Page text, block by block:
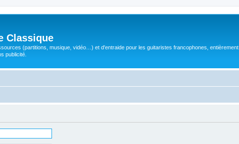
Classique
(partitions, musique, vidéo…) et d'entraide pour les guitaristes francophones, entièrement
publicité.